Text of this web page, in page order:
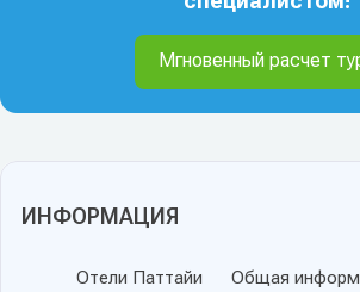
ИНФОРМАЦИЯ
Отели Паттайи
Общая
Мгновенный расчет